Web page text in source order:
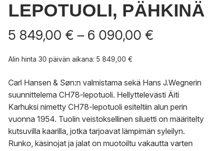
LEPOTUOLI, PÄHKINÄ
5 849,00 € – 6 090,00 €
6
090,00 €
Alin hinta 30 päivän aikana: 5 849,00 €
Carl Hansen & Søn:n valmistama sekä Hans J.Wegnerin
suunnittelema CH78-lepotuoli. Hellyttelevästi Äiti
Karhuksi nimetty CH78-lepotuoli esiteltiin alun perin
vuonna 1954. Tuolin veistoksellinen siluetti on määritelty
kutsuvilla kaarilla, jotka tarjoavat lämpimän syleilyn.
Runko, käsinojat ja jalat on muotoiltu vakautta varten